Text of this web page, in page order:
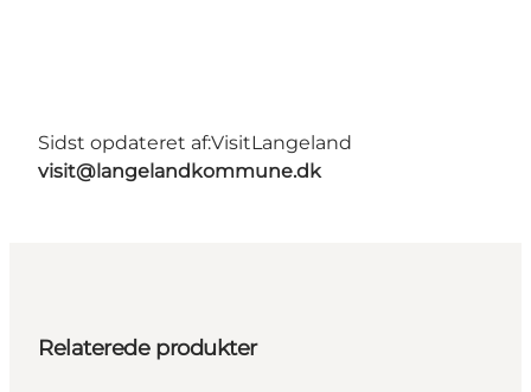
Sidst opdateret af:VisitLangeland
visit@langelandkommune.dk
Relaterede produkter